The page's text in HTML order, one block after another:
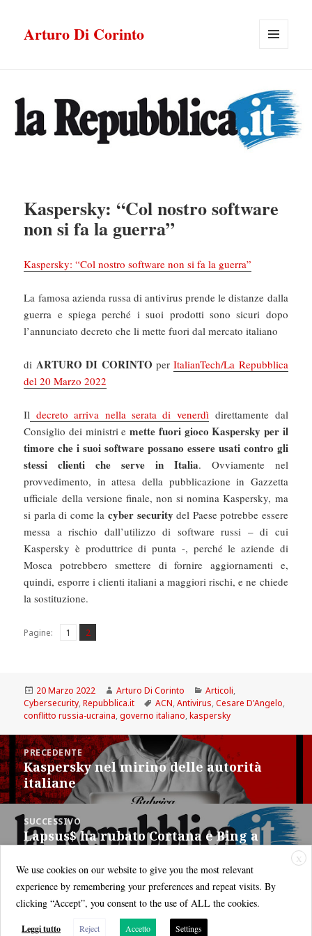
Arturo Di Corinto
Kaspersky: “Col nostro software
non si fa la guerra”
Kaspersky: “Col nostro software non si fa la guerra”
La famosa azienda russa di antivirus prende le distanze dalla
guerra e spiega perché i suoi prodotti sono sicuri dopo
l’annunciato decreto che li mette fuori dal mercato italiano
di ARTURO DI CORINTO perItalianTech/La Repubblica
del 20 Marzo 2022
Il decreto arriva nella serata di venerdì direttamente dal
Consiglio dei ministri emette fuori gioco Kaspersky per il
timore che i suoi software possano essere usati contro gli
stessi clienti che serve in Italia. Ovviamente nel
provvedimento, in attesa della pubblicazione in Gazzetta
ufficiale della versione finale, non si nomina Kaspersky, ma
si parla di come la cyber security del Paese potrebbe essere
messa a rischio dall’utilizzo di software russi – di cui
Kaspersky è produttrice di punta -, perché le aziende di
Mosca potrebbero smettere di fornire aggiornamenti e,
quindi, esporre i clienti italiani a maggiori rischi, e ne chiede
la sostituzione.
Pagine: Pagina
1 ,
Pagina
2
Scritto
il
20 Marzo 2022 Autore
Arturo Di Corinto Categorie
Articoli,
Cybersecurity,Repubblica.it Tag
ACN,Antivirus,Cesare D'Angelo,
conflitto russia-ucraina,governo italiano,kaspersky
Navigazione
articoliPRECEDENTE
Articolo
precedente:
Kaspersky nel mirino delle autorità
italiane
SUCCESSIVO
Articolo
Lapsus$ ha rubato Cortana e Bing a
X
We use cookies on our website to give you the most relevant
experience by remembering your preferences and repeat visits. By
clicking “Accept”, you consent to the use of ALL the cookies.
Leggi tutto Reject Accetto Settings